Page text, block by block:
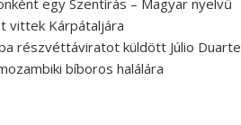
egy Szentírás – Magyar nyelvű
vittek Kárpátaljára
részvéttáviratot küldött Júlio Duarte
bíboros halálára